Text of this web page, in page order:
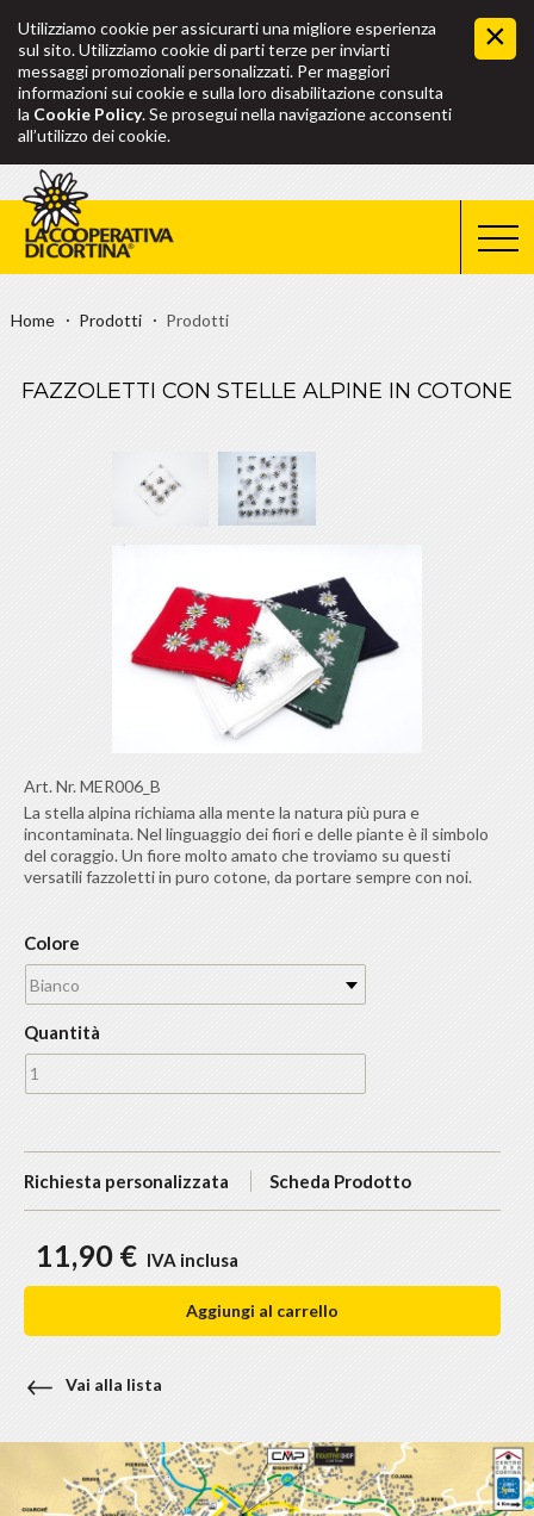
Utilizziamo cookie per assicurarti una migliore esperienza
sul sito. Utilizziamo cookie di parti terze per inviarti
messaggi promozionali personalizzati. Per maggiori
informazioni sui cookie e sulla loro disabilitazione consulta
la Cookie Policy. Se prosegui nella navigazione acconsenti
all’utilizzo dei cookie.
Home Prodotti Prodotti
FAZZOLETTI CON STELLE ALPINE IN COTONE
Art. Nr.MER006_B
La stella alpina richiama alla mente la natura più pura e
incontaminata. Nel linguaggio dei fiori e delle piante è il simbolo
del coraggio. Un fiore molto amato che troviamo su questi
versatili fazzoletti in puro cotone, da portare sempre con noi.
Colore
Bianco
Quantità
Richiesta personalizzata Scheda Prodotto
11,90 € IVA inclusa
Aggiungi al carrello
Vai alla lista